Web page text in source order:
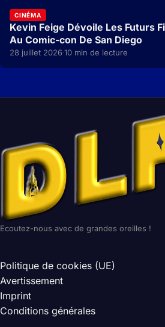
CINÉMA
Kevin Feige Dévoile Les Futurs
Au Comic-con De San Diego
28 juillet 2026·10 min de lecture
Ecoutez-nous avec de grandes oreilles !
Politique de cookies (UE)
Avertissement
Imprint
Conditions générales